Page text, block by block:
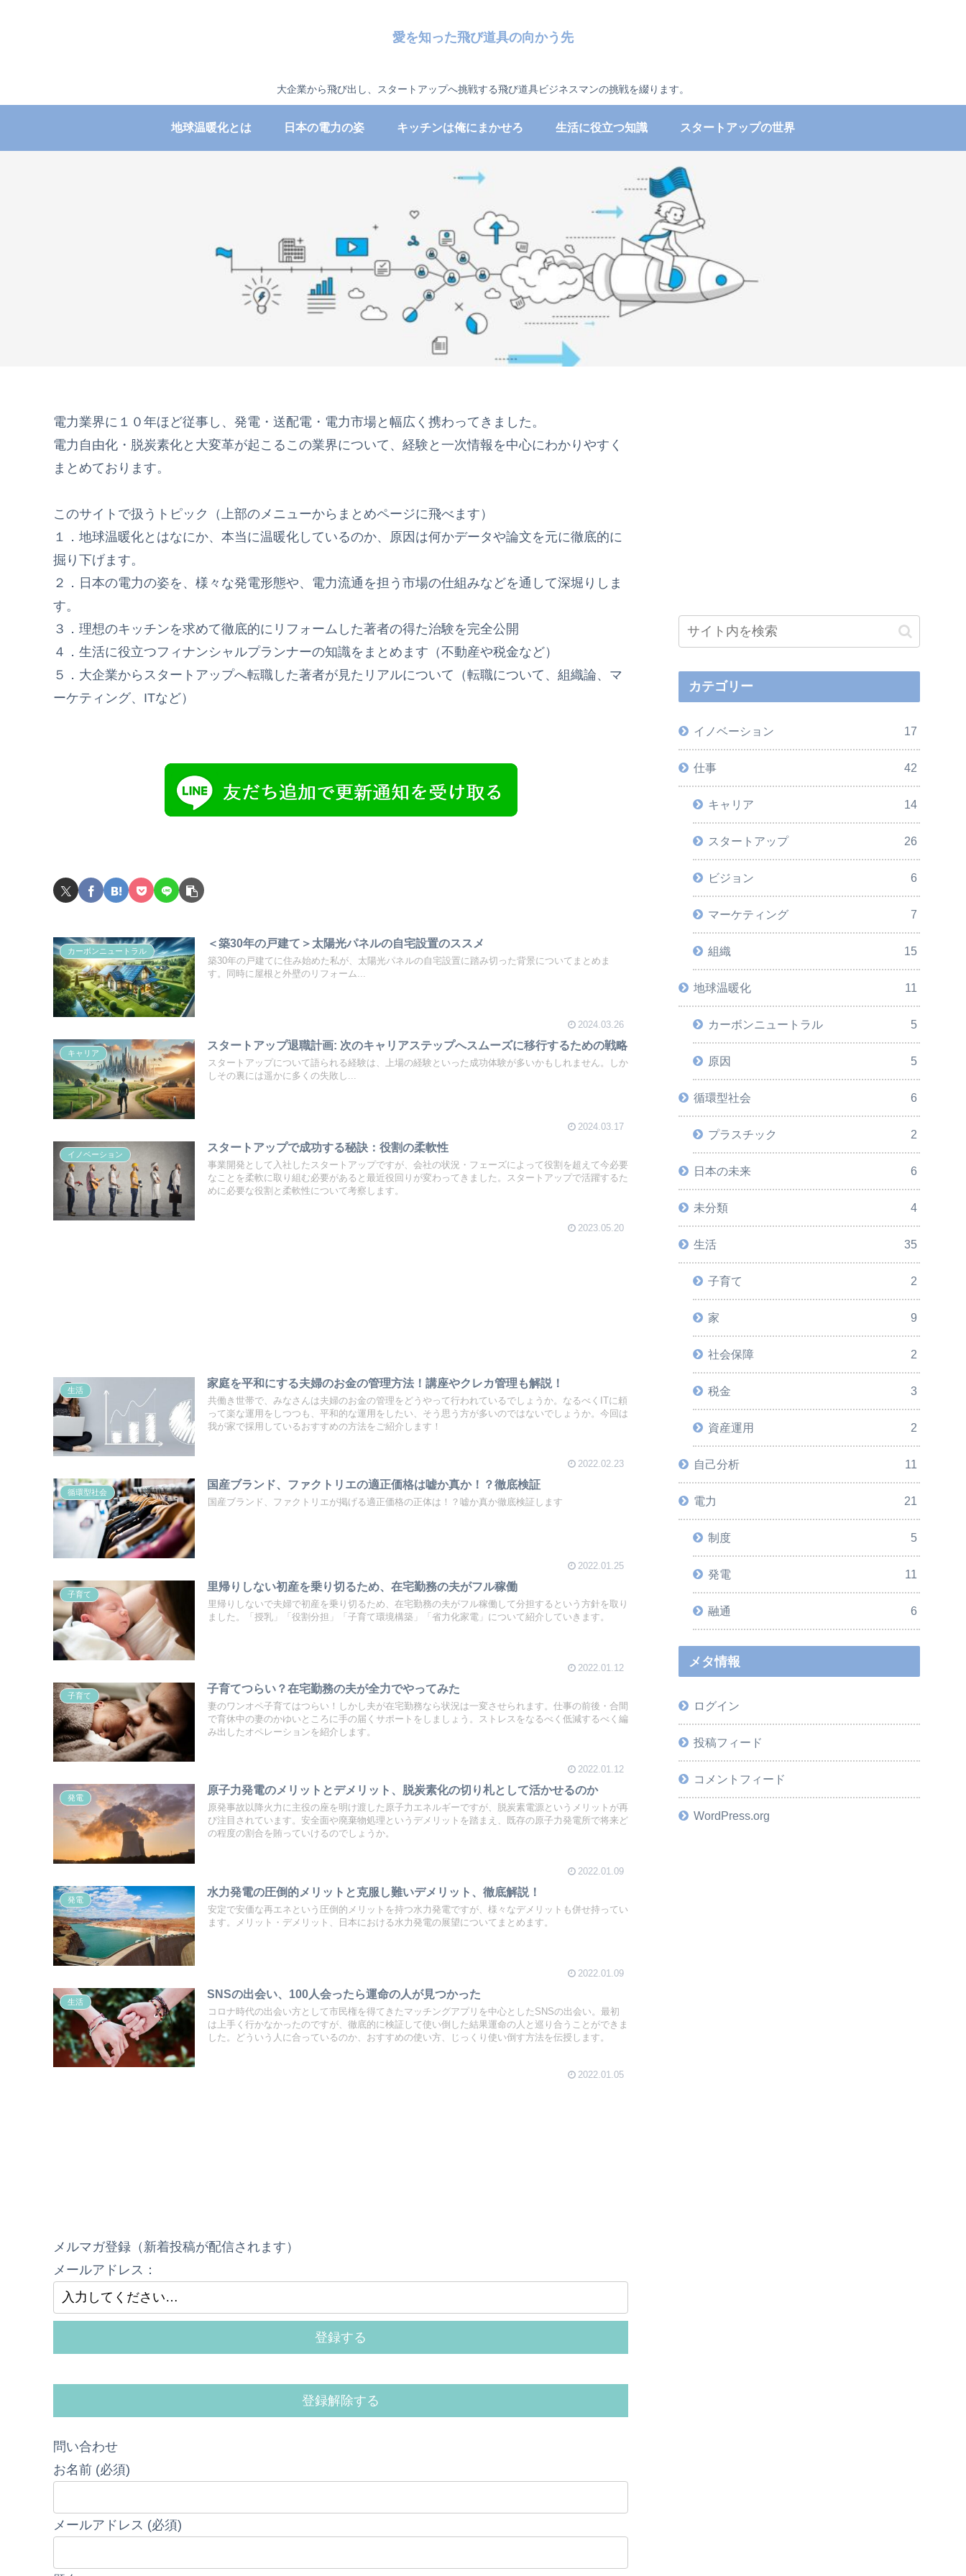
愛を知った飛び道具の向かう先
大企業から飛び出し、スタートアップへ挑戦する飛び道具ビジネスマンの挑戦を綴ります。
地球温暖化とは 日本の電力の姿 キッチンは俺にまかせろ 生活に役立つ知識 スタートアップの世界
電力業界に１０年ほど従事し、発電・送配電・電力市場と幅広く携わってきました。
電力自由化・脱炭素化と大変革が起こるこの業界について、経験と一次情報を中心にわかりやすく
まとめております。
このサイトで扱うトピック（上部のメニューからまとめページに飛べます）
１．地球温暖化とはなにか、本当に温暖化しているのか、原因は何かデータや論文を元に徹底的に
掘り下げます。
２．日本の電力の姿を、様々な発電形態や、電力流通を担う市場の仕組みなどを通して深堀りしま
す。
３．理想のキッチンを求めて徹底的にリフォームした著者の得た治験を完全公開
４．生活に役立つフィナンシャルプランナーの知識をまとめます（不動産や税金など）
５．大企業からスタートアップへ転職した著者が見たリアルについて（転職について、組織論、マ
ーケティング、ITなど）
カーボンニュートラル
＜築30年の戸建て＞太陽光パネルの自宅設置のススメ
築30年の戸建てに住み始めた私が、太陽光パネルの自宅設置に踏み切った背景についてまとめま
す。同時に屋根と外壁のリフォーム...
2024.03.26
キャリア
スタートアップ退職計画: 次のキャリアステップへスムーズに移行するための戦略
スタートアップについて語られる経験は、上場の経験といった成功体験が多いかもしれません。しか
しその裏には遥かに多くの失敗し...
2024.03.17
イノベーション
スタートアップで成功する秘訣：役割の柔軟性
事業開発として入社したスタートアップですが、会社の状況・フェーズによって役割を超えて今必要
なことを柔軟に取り組む必要があると最近役回りが変わってきました。スタートアップで活躍するた
めに必要な役割と柔軟性について考察します。
2023.05.20
生活
家庭を平和にする夫婦のお金の管理方法！講座やクレカ管理も解説！
共働き世帯で、みなさんは夫婦のお金の管理をどうやって行われているでしょうか。なるべくITに頼
って楽な運用をしつつも、平和的な運用をしたい、そう思う方が多いのではないでしょうか。今回は
我が家で採用しているおすすめの方法をご紹介します！
2022.02.23
循環型社会
国産ブランド、ファクトリエの適正価格は嘘か真か！？徹底検証
国産ブランド、ファクトリエが掲げる適正価格の正体は！？嘘か真か徹底検証します
2022.01.25
子育て
里帰りしない初産を乗り切るため、在宅勤務の夫がフル稼働
里帰りしないで夫婦で初産を乗り切るため、在宅勤務の夫がフル稼働して分担するという方針を取り
ました。「授乳」「役割分担」「子育て環境構築」「省力化家電」について紹介していきます。
2022.01.12
子育て
子育てつらい？在宅勤務の夫が全力でやってみた
妻のワンオペ子育てはつらい！しかし夫が在宅勤務なら状況は一変させられます。仕事の前後・合間
で育休中の妻のかゆいところに手の届くサポートをしましょう。ストレスをなるべく低減するべく編
み出したオペレーションを紹介します。
2022.01.12
発電
原子力発電のメリットとデメリット、脱炭素化の切り札として活かせるのか
原発事故以降火力に主役の座を明け渡した原子力エネルギーですが、脱炭素電源というメリットが再
び注目されています。安全面や廃棄物処理というデメリットを踏まえ、既存の原子力発電所で将来ど
の程度の割合を賄っていけるのでしょうか。
2022.01.09
発電
水力発電の圧倒的メリットと克服し難いデメリット、徹底解説！
安定で安価な再エネという圧倒的メリットを持つ水力発電ですが、様々なデメリットも併せ持ってい
ます。メリット・デメリット、日本における水力発電の展望についてまとめます。
2022.01.09
生活
SNSの出会い、100人会ったら運命の人が見つかった
コロナ時代の出会い方として市民権を得てきたマッチングアプリを中心としたSNSの出会い。最初
は上手く行かなかったのですが、徹底的に検証して使い倒した結果運命の人と巡り合うことができま
した。どういう人に合っているのか、おすすめの使い方、じっくり使い倒す方法を伝授します。
2022.01.05
メルマガ登録（新着投稿が配信されます）
メールアドレス：
問い合わせ
お名前 (必須)
メールアドレス (必須)
カテゴリー
イノベーション 17
仕事 42
キャリア 14
スタートアップ 26
ビジョン 6
マーケティング 7
組織 15
地球温暖化 11
カーボンニュートラル 5
原因 5
循環型社会 6
プラスチック 2
日本の未来 6
未分類 4
生活 35
子育て 2
家 9
社会保障 2
税金 3
資産運用 2
自己分析 11
電力 21
制度 5
発電 11
融通 6
メタ情報
ログイン
投稿フィード
コメントフィード
WordPress.org